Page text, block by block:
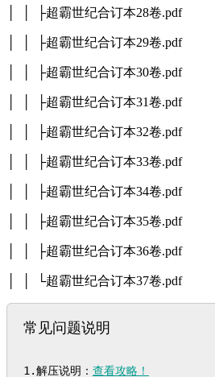
│ │ ├超霸世纪合订本28卷.pdf
│ │ ├超霸世纪合订本29卷.pdf
│ │ ├超霸世纪合订本30卷.pdf
│ │ ├超霸世纪合订本31卷.pdf
│ │ ├超霸世纪合订本32卷.pdf
│ │ ├超霸世纪合订本33卷.pdf
│ │ ├超霸世纪合订本34卷.pdf
│ │ ├超霸世纪合订本35卷.pdf
│ │ ├超霸世纪合订本36卷.pdf
│ │ └超霸世纪合订本37卷.pdf
常见问题说明
1.解压说明： 查看攻略！